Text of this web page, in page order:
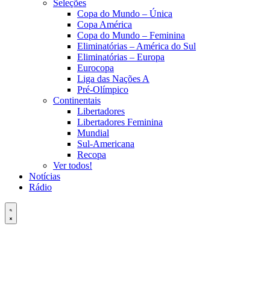
Seleções
Copa do Mundo – Única
Copa América
Copa do Mundo – Feminina
Eliminatórias – América do Sul
Eliminatórias – Europa
Eurocopa
Liga das Nações A
Pré-Olímpico
Continentais
Libertadores
Libertadores Feminina
Mundial
Sul-Americana
Recopa
Ver todos!
Notícias
Rádio